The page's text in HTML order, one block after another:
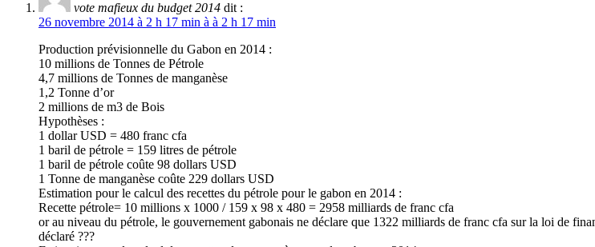
vote mafieux du budget 2014 dit :
26 novembre 2014 à 2 h 17 min à à 2 h 17 min
Production prévisionnelle du Gabon en 2014 :
10 millions de Tonnes de Pétrole
4,7 millions de Tonnes de manganèse
1,2 Tonne d’or
2 millions de m3 de Bois
Hypothèses :
1 dollar USD = 480 franc cfa
1 baril de pétrole = 159 litres de pétrole
1 baril de pétrole coûte 98 dollars USD
1 Tonne de manganèse coûte 229 dollars USD
Estimation pour le calcul des recettes du pétrole pour le gabon en 2014 :
Recette pétrole= 10 millions x 1000 / 159 x 98 x 480 = 2958 milliards de franc cfa
or au niveau du pétrole, le gouvernement gabonais ne déclare que 1322 milliards de franc cfa sur la loi de
déclaré ???